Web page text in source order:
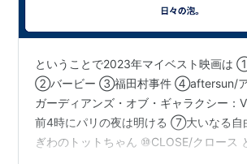
ということで2023年マイベスト映画は
②バービー ③福田村事件 ④aftersun/
ガーディアンズ・オブ・ギャラクシー
前4時にパリの夜は明ける ⑦大いなる
ぎわのトットちゃん ⑩CLOSE/クロース